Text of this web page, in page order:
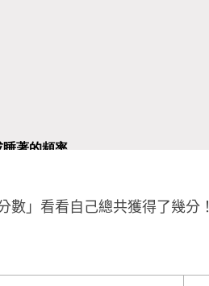
數」看看自己總共獲得了幾分！